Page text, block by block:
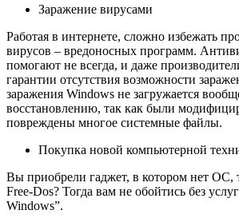
Заражение вирусами
Работая в интернете, сложно избежать
вирусов – вредоносных программ.
помогают не всегда, и даже
гарантии отсутствия возможности
заражения Windows не загружается
восстановлению, так как были
повреждены многое системные файлы.
Покупка новой компьютерной
Вы приобрели гаджет, в котором нет ОС,
Free-Dos? Тогда вам не обойтись без
Windows”.